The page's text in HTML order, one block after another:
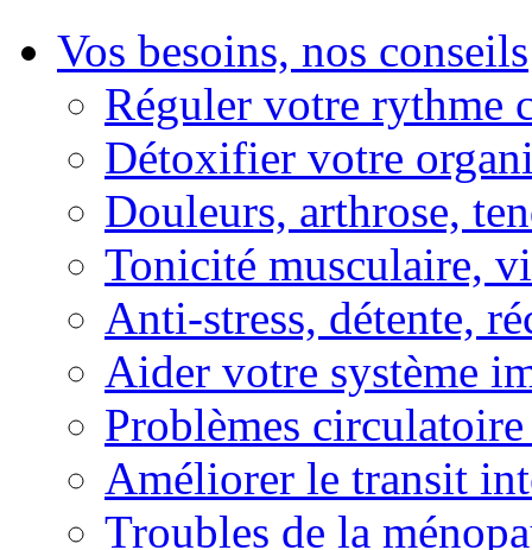
Vos besoins, nos conseils
Réguler votre rythme
Détoxifier votre
Douleurs, arthrose,
Tonicité musculaire,
Anti-stress, détente,
Aider votre système
Problèmes
Améliorer le transit
Troubles de la